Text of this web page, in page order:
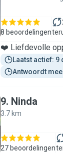
8 beoordelingen
❤️ Liefdevolle
Laatst actief: 9
Antwoordt
9. Ninda
3.7 km
27 beoordelingen